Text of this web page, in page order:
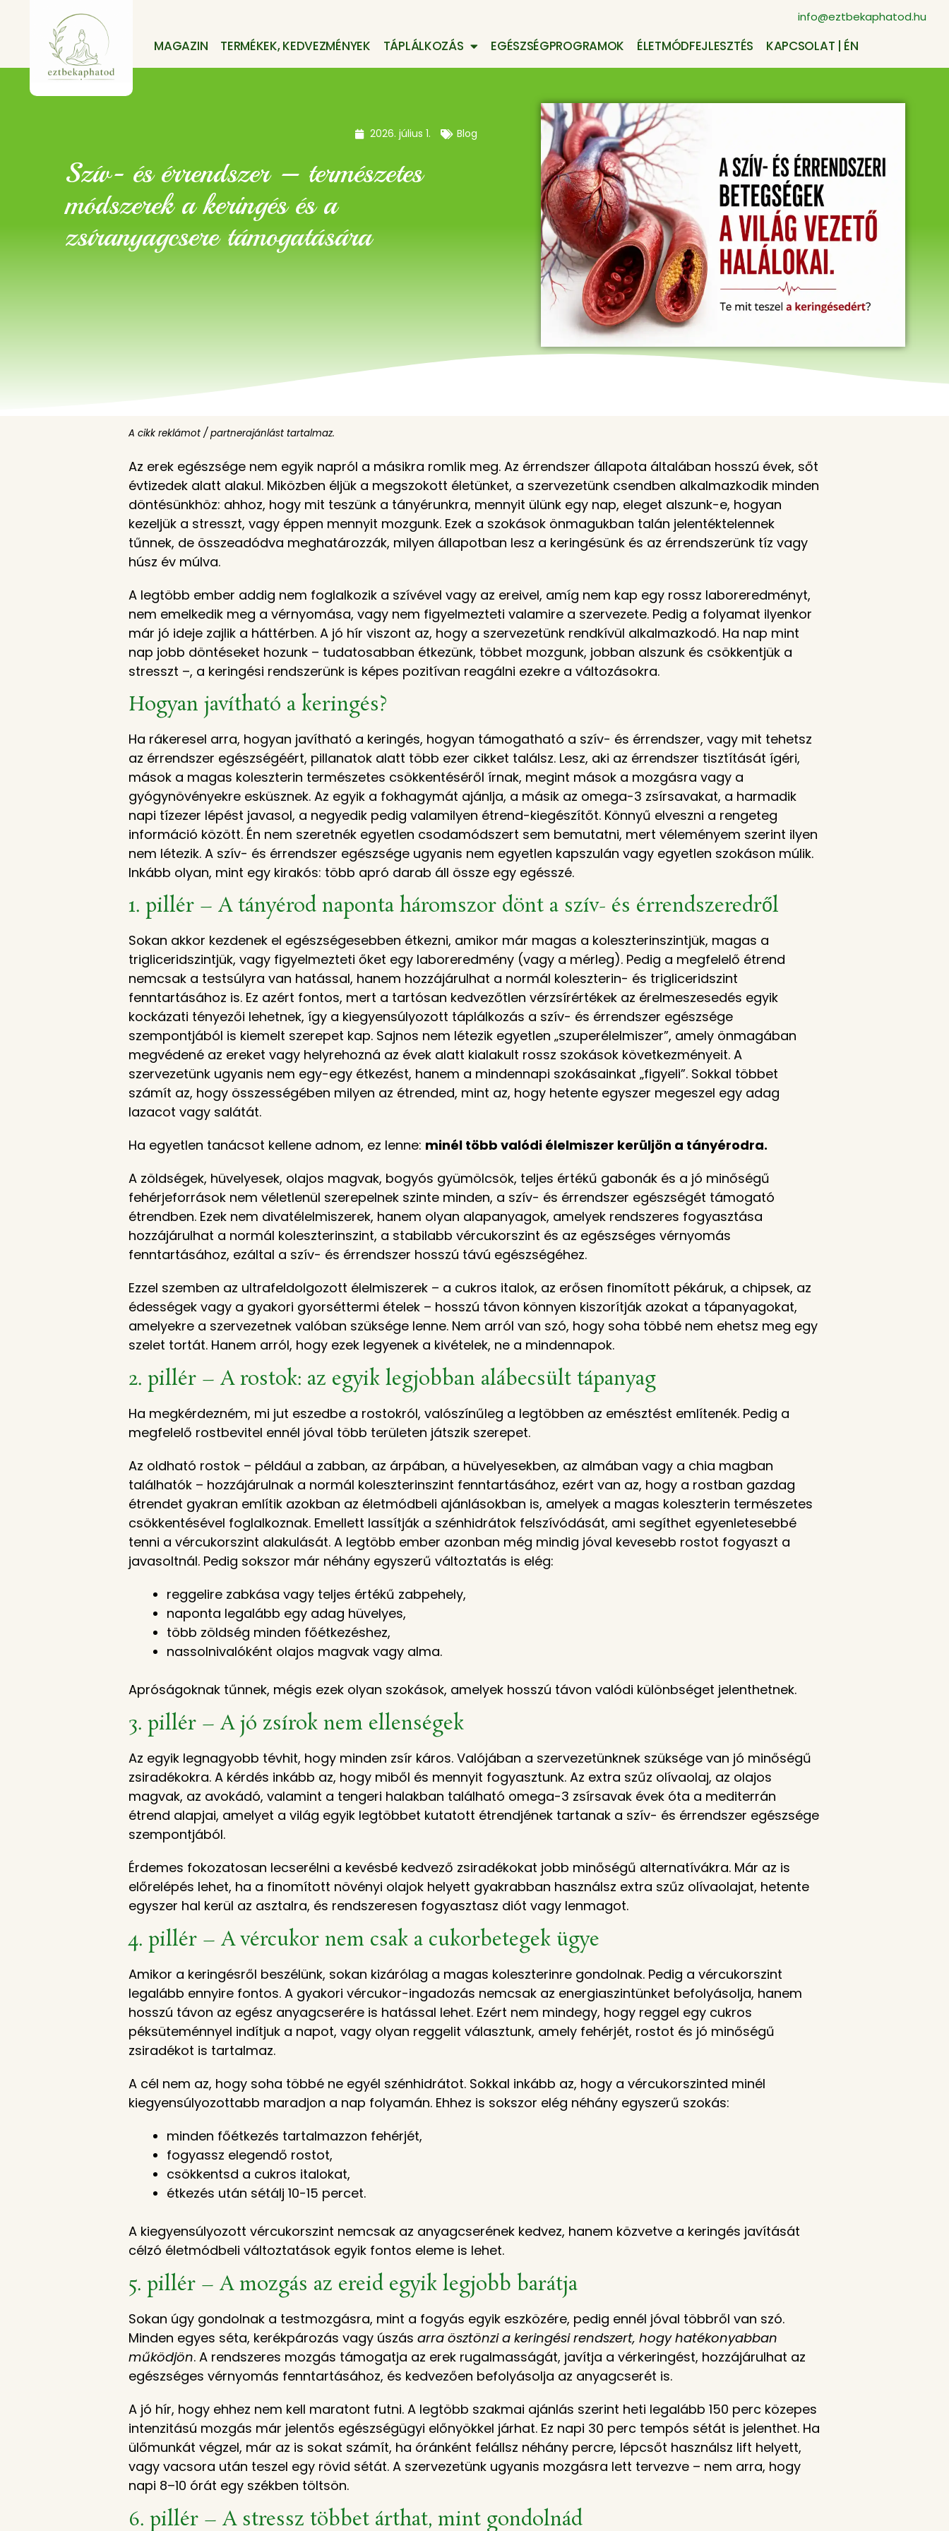
info@eztbekaphatod.hu
MAGAZIN TERMÉKEK, KEDVEZMÉNYEK TÁPLÁLKOZÁS EGÉSZSÉGPROGRAMOK ÉLETMÓDFEJLESZTÉS KAPCSOLAT | ÉN
2026. július 1. Blog
Szív- és érrendszer – természetes
módszerek a keringés és a
zsíranyagcsere támogatására
A cikk reklámot / partnerajánlást tartalmaz.
Az erek egészsége nem egyik napról a másikra romlik meg. Az érrendszer állapota általában hosszú évek, sőt
évtizedek alatt alakul. Miközben éljük a megszokott életünket, a szervezetünk csendben alkalmazkodik minden
döntésünkhöz: ahhoz, hogy mit teszünk a tányérunkra, mennyit ülünk egy nap, eleget alszunk-e, hogyan
kezeljük a stresszt, vagy éppen mennyit mozgunk. Ezek a szokások önmagukban talán jelentéktelennek
tűnnek, de összeadódva meghatározzák, milyen állapotban lesz a keringésünk és az érrendszerünk tíz vagy
húsz év múlva.
A legtöbb ember addig nem foglalkozik a szívével vagy az ereivel, amíg nem kap egy rossz laboreredményt,
nem emelkedik meg a vérnyomása, vagy nem figyelmezteti valamire a szervezete. Pedig a folyamat ilyenkor
már jó ideje zajlik a háttérben. A jó hír viszont az, hogy a szervezetünk rendkívül alkalmazkodó. Ha nap mint
nap jobb döntéseket hozunk – tudatosabban étkezünk, többet mozgunk, jobban alszunk és csökkentjük a
stresszt –, a keringési rendszerünk is képes pozitívan reagálni ezekre a változásokra.
Hogyan javítható a keringés?
Ha rákeresel arra, hogyan javítható a keringés, hogyan támogatható a szív- és érrendszer, vagy mit tehetsz
az érrendszer egészségéért, pillanatok alatt több ezer cikket találsz. Lesz, aki az érrendszer tisztítását ígéri,
mások a magas koleszterin természetes csökkentéséről írnak, megint mások a mozgásra vagy a
gyógynövényekre esküsznek. Az egyik a fokhagymát ajánlja, a másik az omega-3 zsírsavakat, a harmadik
napi tízezer lépést javasol, a negyedik pedig valamilyen étrend-kiegészítőt. Könnyű elveszni a rengeteg
információ között. Én nem szeretnék egyetlen csodamódszert sem bemutatni, mert véleményem szerint ilyen
nem létezik. A szív- és érrendszer egészsége ugyanis nem egyetlen kapszulán vagy egyetlen szokáson múlik.
Inkább olyan, mint egy kirakós: több apró darab áll össze egy egésszé.
1. pillér – A tányérod naponta háromszor dönt a szív- és érrendszeredről
Sokan akkor kezdenek el egészségesebben étkezni, amikor már magas a koleszterinszintjük, magas a
trigliceridszintjük, vagy figyelmezteti őket egy laboreredmény (vagy a mérleg). Pedig a megfelelő étrend
nemcsak a testsúlyra van hatással, hanem hozzájárulhat a normál koleszterin- és trigliceridszint
fenntartásához is. Ez azért fontos, mert a tartósan kedvezőtlen vérzsírértékek az érelmeszesedés egyik
kockázati tényezői lehetnek, így a kiegyensúlyozott táplálkozás a szív- és érrendszer egészsége
szempontjából is kiemelt szerepet kap. Sajnos nem létezik egyetlen „szuperélelmiszer”, amely önmagában
megvédené az ereket vagy helyrehozná az évek alatt kialakult rossz szokások következményeit. A
szervezetünk ugyanis nem egy-egy étkezést, hanem a mindennapi szokásainkat „figyeli”. Sokkal többet
számít az, hogy összességében milyen az étrended, mint az, hogy hetente egyszer megeszel egy adag
lazacot vagy salátát.
Ha egyetlen tanácsot kellene adnom, ez lenne: minél több valódi élelmiszer kerüljön a tányérodra.
A zöldségek, hüvelyesek, olajos magvak, bogyós gyümölcsök, teljes értékű gabonák és a jó minőségű
fehérjeforrások nem véletlenül szerepelnek szinte minden, a szív- és érrendszer egészségét támogató
étrendben. Ezek nem divatélelmiszerek, hanem olyan alapanyagok, amelyek rendszeres fogyasztása
hozzájárulhat a normál koleszterinszint, a stabilabb vércukorszint és az egészséges vérnyomás
fenntartásához, ezáltal a szív- és érrendszer hosszú távú egészségéhez.
Ezzel szemben az ultrafeldolgozott élelmiszerek – a cukros italok, az erősen finomított pékáruk, a chipsek, az
édességek vagy a gyakori gyorséttermi ételek – hosszú távon könnyen kiszorítják azokat a tápanyagokat,
amelyekre a szervezetnek valóban szüksége lenne. Nem arról van szó, hogy soha többé nem ehetsz meg egy
szelet tortát. Hanem arról, hogy ezek legyenek a kivételek, ne a mindennapok.
2. pillér – A rostok: az egyik legjobban alábecsült tápanyag
Ha megkérdezném, mi jut eszedbe a rostokról, valószínűleg a legtöbben az emésztést említenék. Pedig a
megfelelő rostbevitel ennél jóval több területen játszik szerepet.
Az oldható rostok – például a zabban, az árpában, a hüvelyesekben, az almában vagy a chia magban
találhatók – hozzájárulnak a normál koleszterinszint fenntartásához, ezért van az, hogy a rostban gazdag
étrendet gyakran említik azokban az életmódbeli ajánlásokban is, amelyek a magas koleszterin természetes
csökkentésével foglalkoznak. Emellett lassítják a szénhidrátok felszívódását, ami segíthet egyenletesebbé
tenni a vércukorszint alakulását. A legtöbb ember azonban még mindig jóval kevesebb rostot fogyaszt a
javasoltnál. Pedig sokszor már néhány egyszerű változtatás is elég:
reggelire zabkása vagy teljes értékű zabpehely,
naponta legalább egy adag hüvelyes,
több zöldség minden főétkezéshez,
nassolnivalóként olajos magvak vagy alma.
Apróságoknak tűnnek, mégis ezek olyan szokások, amelyek hosszú távon valódi különbséget jelenthetnek.
3. pillér – A jó zsírok nem ellenségek
Az egyik legnagyobb tévhit, hogy minden zsír káros. Valójában a szervezetünknek szüksége van jó minőségű
zsiradékokra. A kérdés inkább az, hogy miből és mennyit fogyasztunk. Az extra szűz olívaolaj, az olajos
magvak, az avokádó, valamint a tengeri halakban található omega-3 zsírsavak évek óta a mediterrán
étrend alapjai, amelyet a világ egyik legtöbbet kutatott étrendjének tartanak a szív- és érrendszer egészsége
szempontjából.
Érdemes fokozatosan lecserélni a kevésbé kedvező zsiradékokat jobb minőségű alternatívákra. Már az is
előrelépés lehet, ha a finomított növényi olajok helyett gyakrabban használsz extra szűz olívaolajat, hetente
egyszer hal kerül az asztalra, és rendszeresen fogyasztasz diót vagy lenmagot.
4. pillér – A vércukor nem csak a cukorbetegek ügye
Amikor a keringésről beszélünk, sokan kizárólag a magas koleszterinre gondolnak. Pedig a vércukorszint
legalább ennyire fontos. A gyakori vércukor-ingadozás nemcsak az energiaszintünket befolyásolja, hanem
hosszú távon az egész anyagcserére is hatással lehet. Ezért nem mindegy, hogy reggel egy cukros
péksüteménnyel indítjuk a napot, vagy olyan reggelit választunk, amely fehérjét, rostot és jó minőségű
zsiradékot is tartalmaz.
A cél nem az, hogy soha többé ne egyél szénhidrátot. Sokkal inkább az, hogy a vércukorszinted minél
kiegyensúlyozottabb maradjon a nap folyamán. Ehhez is sokszor elég néhány egyszerű szokás:
minden főétkezés tartalmazzon fehérjét,
fogyassz elegendő rostot,
csökkentsd a cukros italokat,
étkezés után sétálj 10-15 percet.
A kiegyensúlyozott vércukorszint nemcsak az anyagcserének kedvez, hanem közvetve a keringés javítását
célzó életmódbeli változtatások egyik fontos eleme is lehet.
5. pillér – A mozgás az ereid egyik legjobb barátja
Sokan úgy gondolnak a testmozgásra, mint a fogyás egyik eszközére, pedig ennél jóval többről van szó.
Minden egyes séta, kerékpározás vagy úszás arra ösztönzi a keringési rendszert, hogy hatékonyabban
működjön. A rendszeres mozgás támogatja az erek rugalmasságát, javítja a vérkeringést, hozzájárulhat az
egészséges vérnyomás fenntartásához, és kedvezően befolyásolja az anyagcserét is.
A jó hír, hogy ehhez nem kell maratont futni. A legtöbb szakmai ajánlás szerint heti legalább 150 perc közepes
intenzitású mozgás már jelentős egészségügyi előnyökkel járhat. Ez napi 30 perc tempós sétát is jelenthet. Ha
ülőmunkát végzel, már az is sokat számít, ha óránként felállsz néhány percre, lépcsőt használsz lift helyett,
vagy vacsora után teszel egy rövid sétát. A szervezetünk ugyanis mozgásra lett tervezve – nem arra, hogy
napi 8–10 órát egy székben töltsön.
6. pillér – A stressz többet árthat, mint gondolnád